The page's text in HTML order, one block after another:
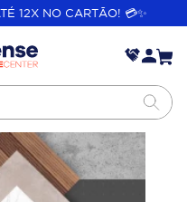
12X NO CARTÃO! 💳✨